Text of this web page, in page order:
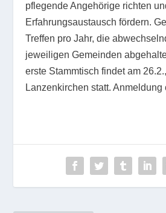
pflegende Angehörige richten
Erfahrungsaustausch fördern.
Treffen pro Jahr, die
jeweiligen Gemeinden
erste Stammtisch findet am
Lanzenkirchen statt. Anmeldung